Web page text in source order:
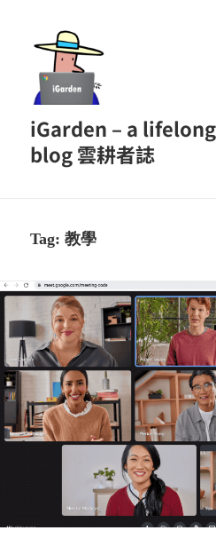
iGarden – a
blog 雲耕者誌
Tag:教學